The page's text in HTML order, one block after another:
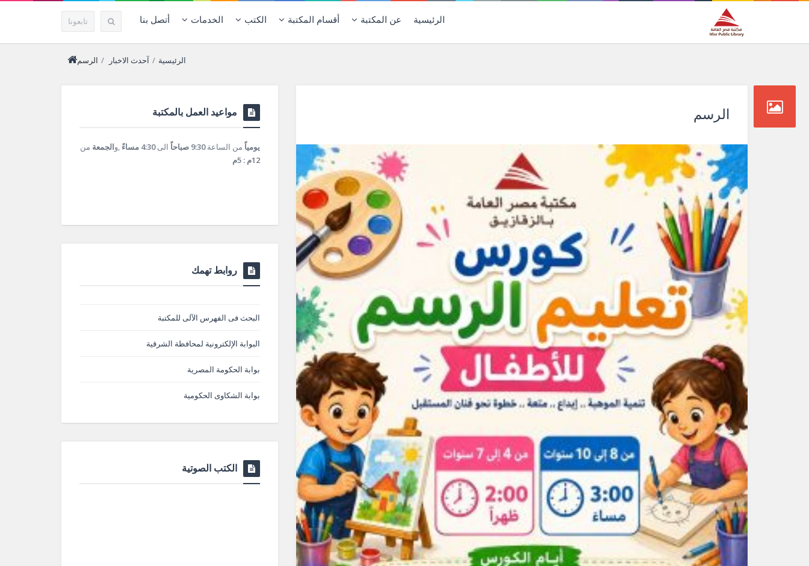
تابعونا الرئيسية عن المكتبة أقسام المكتبة الكتب الخدمات أتصل بنا
الرئيسية / آحدث الاخبار / الرسم
الرسم مواعيد العمل بالمكتبة
يومياً من الساعة9:30 صباحاً الى4:30 مساءً ,والجمعة من
12م : 5م
روابط تهمك
البحث فى الفهرس الآلى للمكتبة
البوابة الإلكترونية لمحافظة الشرقية
بوابة الحكومة المصرية
بوابة الشكاوى الحكومية
الكتب الصوتية